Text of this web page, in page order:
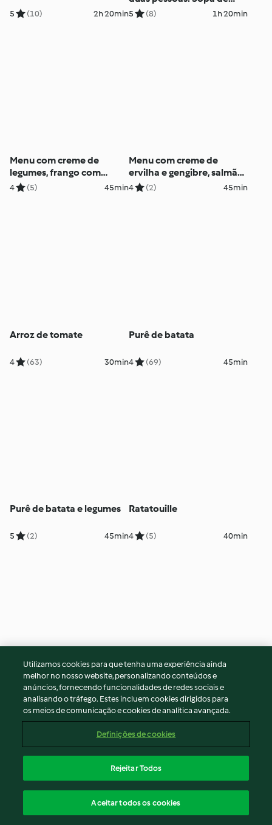
5 (10) 2h 20minLegumes, Caçarola de
5 (8) 1h 20min
Menu com creme de
legumes, frango com
molho de mostarda e
4 (5) 45min
Menu com creme de
ervilha e gengibre, salmão
com limão, brócoli e
4 (2) 45min
Arroz de tomate
4 (63) 30min
Purê de batata
4 (69) 45min
Purê de batata e legumes
5 (2) 45min
Ratatouille
4 (5) 40min
Tagliatelle de cenoura e
abobrinha
(1) 35min
Legumes salteados
5 (11) 10min
Utilizamos cookies para que tenha uma experiência ainda
melhor no nosso website, personalizando conteúdos e
anúncios, fornecendo funcionalidades de redes sociais e
analisando o tráfego. Estes incluem cookies dirigidos para
os meios de comunicação e cookies de analítica avançada.
Definições de cookies
Rejeitar Todos
Aceitar todos os cookies